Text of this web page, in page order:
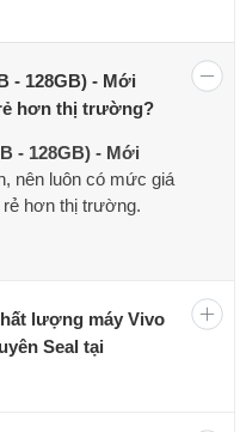
- 128GB) - Mới
hơn thị trường?
- 128GB) - Mới
nên luôn có mức giá
rẻ hơn thị trường.
lượng máy Vivo
Seal tại